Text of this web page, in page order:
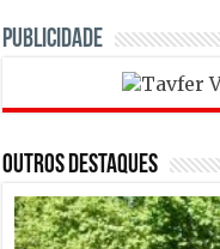
PUBLICIDADE
Outros Destaques